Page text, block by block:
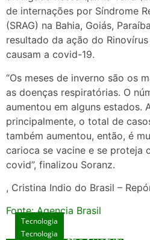
de internações por Síndrome
(SRAG) na Bahia, Goiás,
resultado da ação do
causam a covid-19.
“Os meses de inverno são os
as doenças respiratórias. O
aumentou em alguns estados.
principalmente, o total de
também aumentou, então, é
carioca se vacine e se proteja
covid”, finalizou Soranz.
, Cristina Indio do Brasil –
Fonte: Agencia Brasil
Tecnologia
Tecnologia
Tecnologia